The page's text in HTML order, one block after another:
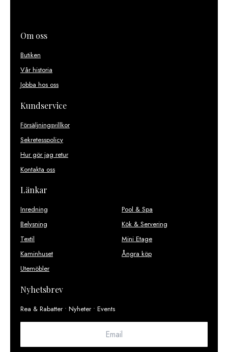
Om oss
Butiken
Vår historia
Jobba hos oss
Kundservice
Försäljningsvillkor
Sekretesspolicy
Hur gör jag retur
Kontakta oss
Länkar
Inredning
Belysning
Textil
Kaminhuset
Utemöbler
Pool & Spa
Kök & Servering
Mini Etage
Ångra köp
Nyhetsbrev
Rea & Rabatter • Nyheter • Events